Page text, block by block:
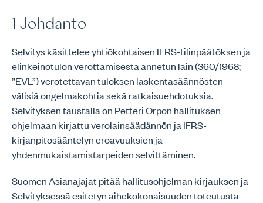
1 Johdanto
Selvitys käsittelee yhtiökohtaisen IFRS-tilinpäätöksen ja
elinkeinotulon verottamisesta annetun lain (360/1968;
”EVL”) verotettavan tuloksen laskentasäännösten
välisiä ongelmakohtia sekä ratkaisuehdotuksia.
Selvityksen taustalla on Petteri Orpon hallituksen
ohjelmaan kirjattu verolainsäädännön ja IFRS-
kirjanpitosääntelyn eroavuuksien ja
yhdenmukaistamistarpeiden selvittäminen.
Suomen Asianajajat pitää hallitusohjelman kirjauksen ja
Selvityksessä esitetyn aihekokonaisuuden toteutusta